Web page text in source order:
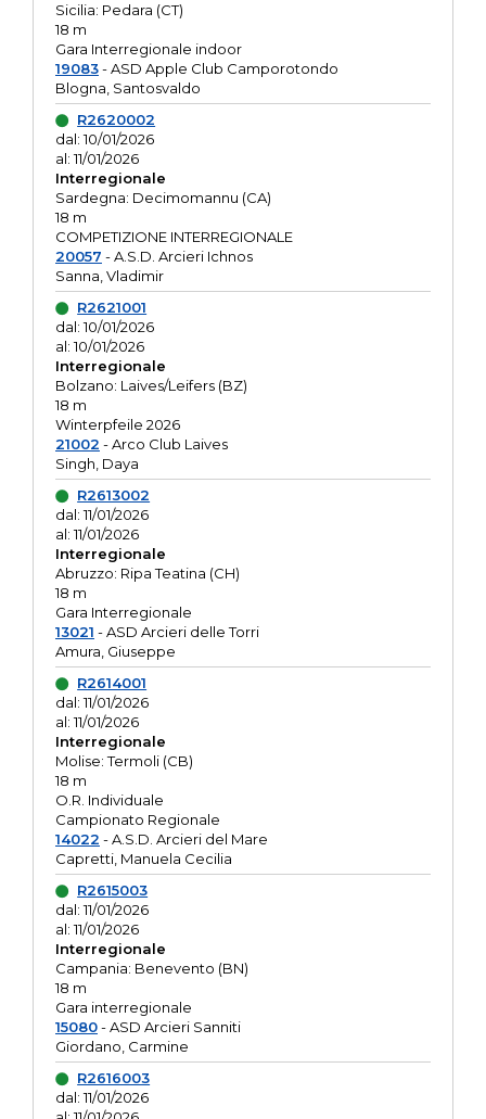
Sicilia: Pedara (CT)
18 m
Gara Interregionale indoor
19083- ASD Apple Club Camporotondo
Blogna, Santosvaldo
R2620002
dal: 10/01/2026
al: 11/01/2026
Interregionale
Sardegna: Decimomannu (CA)
18 m
COMPETIZIONE INTERREGIONALE
20057 - A.S.D. Arcieri Ichnos
Sanna, Vladimir
R2621001
dal: 10/01/2026
al: 10/01/2026
Interregionale
Bolzano: Laives/Leifers (BZ)
18 m
Winterpfeile 2026
21002 - Arco Club Laives
Singh, Daya
R2613002
dal: 11/01/2026
al: 11/01/2026
Interregionale
Abruzzo: Ripa Teatina (CH)
18 m
Gara Interregionale
13021 - ASD Arcieri delle Torri
Amura, Giuseppe
R2614001
dal: 11/01/2026
al: 11/01/2026
Interregionale
Molise: Termoli (CB)
18 m
O.R. Individuale
Campionato Regionale
14022 - A.S.D. Arcieri del Mare
Capretti, Manuela Cecilia
R2615003
dal: 11/01/2026
al: 11/01/2026
Interregionale
Campania: Benevento (BN)
18 m
Gara interregionale
15080- ASD Arcieri Sanniti
Giordano, Carmine
R2616003
dal: 11/01/2026